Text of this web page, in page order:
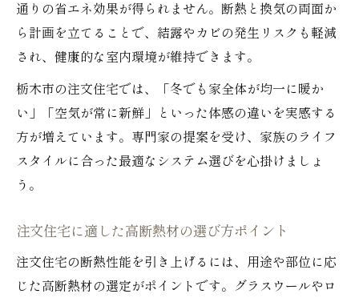
全熱交換型換気と省エネ性能の関係性とは
光熱費削減に貢献する注文住宅の換気術
高断熱注文住宅で無理なく省エネを実現
注文住宅で注目の省エネ換気システムとは
通りの省エネ効果が得られません。断熱と換気の両面か
ら計画を立てることで、結露やカビの発生リスクも軽減
され、健康的な室内環境が維持できます。
栃木市の注文住宅では、「冬でも家全体が均一に暖か
い」「空気が常に新鮮」といった体感の違いを実感する
方が増えています。専門家の提案を受け、家族のライフ
スタイルに合った最適なシステム選びを心掛けましょ
う。
注文住宅に適した高断熱材の選び方ポイント
注文住宅の断熱性能を引き上げるには、用途や部位に応
じた高断熱材の選定がポイントです。グラスウールやロ